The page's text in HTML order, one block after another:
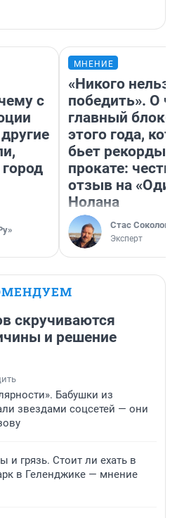
с
МНЕНИЕ
«Никого нельзя
победить». О
главный
этого года,
бьет рекорды в
прокате:
отзыв на
Нолана
Стас Соколов
Эксперт
скручиваются
и решение
Бабушки из
звездами соцсетей — они
и грязь. Стоит ли ехать в
в Геленджике — мнение